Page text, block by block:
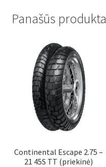
Panašūs
Continental Escape 2.75 –
21 45S TT (priekinė)